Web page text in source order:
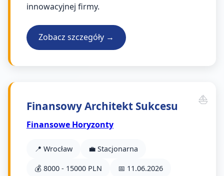
innowacyjnej firmy.
Zobacz szczegóły →
Finansowy Architekt Sukcesu
Finansowe Horyzonty
📍 Wrocław 💼 Stacjonarna
💰 8000 - 15000 PLN 📅 11.06.2026